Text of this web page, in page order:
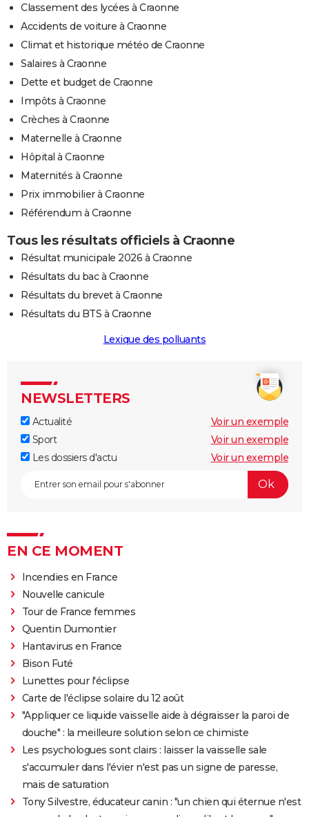
Classement des lycées à Craonne
Accidents de voiture à Craonne
Climat et historique météo de Craonne
Salaires à Craonne
Dette et budget de Craonne
Impôts à Craonne
Crèches à Craonne
Maternelle à Craonne
Hôpital à Craonne
Maternités à Craonne
Prix immobilier à Craonne
Référendum à Craonne
Tous les résultats officiels à Craonne
Résultat municipale 2026 à Craonne
Résultats du bac à Craonne
Résultats du brevet à Craonne
Résultats du BTS à Craonne
Lexique des polluants
NEWSLETTERS
Actualité
Voir un exemple
Sport
Voir un exemple
Les dossiers d'actu
Voir un exemple
EN CE MOMENT
Incendies en France
Nouvelle canicule
Tour de France femmes
Quentin Dumontier
Hantavirus en France
Bison Futé
Lunettes pour l'éclipse
Carte de l'éclipse solaire du 12 août
"Appliquer ce liquide vaisselle aide à dégraisser la paroi de
douche" : la meilleure solution selon ce chimiste
Les psychologues sont clairs : laisser la vaisselle sale
s'accumuler dans l'évier n'est pas un signe de paresse,
mais de saturation
Tony Silvestre, éducateur canin : "un chien qui éternue n'est